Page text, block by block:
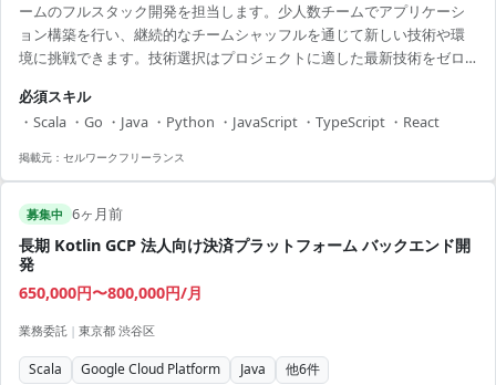
ームのフルスタック開発を担当します。少人数チームでアプリケーシ
ョン構築を行い、継続的なチームシャッフルを通じて新しい技術や環
境に挑戦できます。技術選択はプロジェクトに適した最新技術をゼロ
・チーム全員でのリファクタリングと設計見直し ・ペアプログラミン
グやモブプログラミングの実施 ・技術選定やアーキテクチャ設計の提
案 【アピールポイント】 ・経済情報サービス業界の最前線での開発 ・
必須スキル
・Scala ・Go ・Java ・Python ・JavaScript ・TypeScript ・React
掲載元： セルワークフリーランス
募集中 6ヶ月前
長期 Kotlin GCP 法人向け決済プラットフォーム バックエンド開
発
650,000円〜800,000円/月
業務委託 | 東京都 渋谷区
Scala Google Cloud Platform Java 他6件